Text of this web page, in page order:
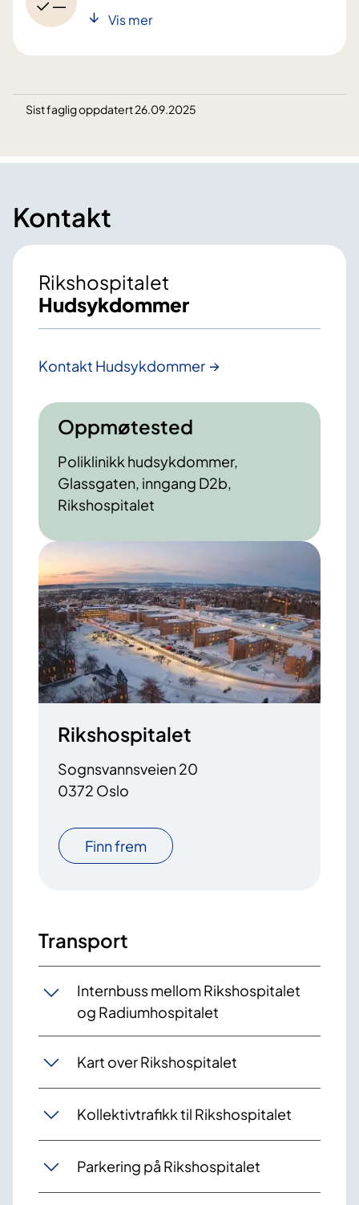
Vis mer
Sist faglig oppdatert 26.09.2025
Kontakt
Rikshospitalet
Hudsykdommer
Kontakt Hudsykdommer
Oppmøtested
Poliklinikk hudsykdommer,
Glassgaten, inngang D2b,
Rikshospitalet
Rikshospitalet
Sognsvannsveien 20
0372 Oslo
Finn frem
Transport
Internbuss mellom Rikshospitalet
og Radiumhospitalet
Kart over Rikshospitalet
Kollektivtrafikk til Rikshospitalet
Parkering på Rikshospitalet